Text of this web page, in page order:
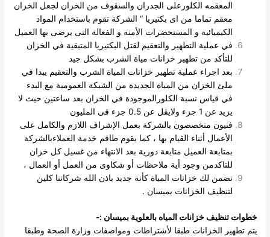
المعقمه الكلورعلى الجدران والسقوف من الخزان لجعل الخزان
معقم تماما من اى بكتيريا “ الشركة تقوم باستخدام المواد
الكيميائية و المستحضرات الأمنه و الفعالة التى يرضى بها العميل
في عملية التطهير والتعقيم لقتل البكتيريا المتبقية في الخزان
للتأكد من تطهير خزانات مياة الشرب بشكل جيد
بعد اجراء عملية تطهير خزانات المياة الشرب والتعقيم يبدا في
ملئ الخزان من المياة الجديدة من الشبكة العمومية مع البدء
في قياس نسبة الكلورالموجودة في الخزان بعد ساعتين حيث لا
يزيد عن 1 جزء ولايقل عن 0.5 جزء فى المليون
فنيون متخصصون بالشركة بعمل الإشراف اللازم والكامل على
الأعمال أثناء القيام بها ، كما يقوم طاقم خدمة العملاءبالشركة
بمتابعة العميل متابعة دورية بعد الانتهاء من غسيل كل خزان
للتاكدمن وجود أية ملاحظات أو شكاوى من العمل أو العمال ،
نضمن لك خزانات المياة كأنة جديد باذن الله شركاتنا كلين
لتنظيف الخزانات بميسان .
خطوات تنظيف خزانات المياه بالعلوية بميسان :-
يتم تطهير الخزانات طبقا لأشتراطات ومواصفات وزارة الصحة وطبقا